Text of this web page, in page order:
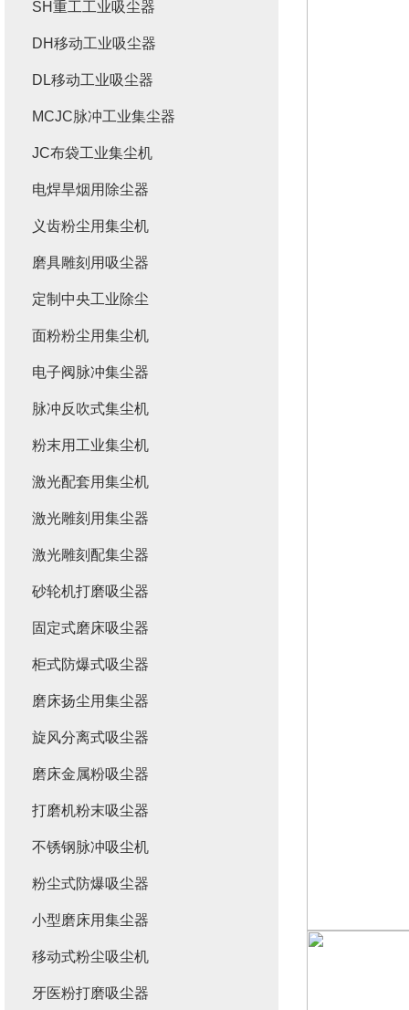
SH重工工业吸尘器
DH移动工业吸尘器
DL移动工业吸尘器
MCJC脉冲工业集尘器
JC布袋工业集尘机
电焊旱烟用除尘器
义齿粉尘用集尘机
磨具雕刻用吸尘器
定制中央工业除尘
面粉粉尘用集尘机
电子阀脉冲集尘器
脉冲反吹式集尘机
粉末用工业集尘机
激光配套用集尘机
激光雕刻用集尘器
激光雕刻配集尘器
砂轮机打磨吸尘器
固定式磨床吸尘器
柜式防爆式吸尘器
磨床扬尘用集尘器
旋风分离式吸尘器
磨床金属粉吸尘器
打磨机粉末吸尘器
不锈钢脉冲吸尘机
粉尘式防爆吸尘器
小型磨床用集尘器
移动式粉尘吸尘机
牙医粉打磨吸尘器